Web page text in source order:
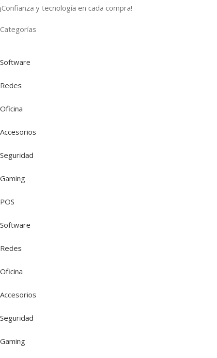
¡Confianza y tecnología en cada compra!
Categorías
Software
Redes
Oficina
Accesorios
Seguridad
Gaming
POS
Software
Redes
Oficina
Accesorios
Seguridad
Gaming